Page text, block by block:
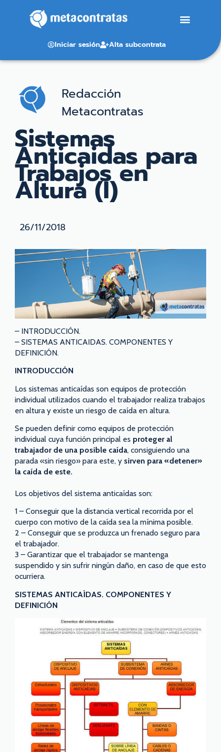
Iniciar sesión Alta subcontrata
Redacción
Metacontratas
Sistemas
Anticaidas para
Trabajos en
Altura (I)
26/11/2018
– INTRODUCCIÓN.
– SISTEMAS ANTICAIDAS. COMPONENTES Y
DEFINICIÓN.
INTRODUCCIÓN
Los sistemas anticaídas son equipos de protección
individual utilizados cuando el trabajador realiza trabajos
en altura y existe un riesgo de caída en altura.
Se pueden definir como equipos de protección
individual cuya función principal es proteger al
trabajador de una posible caída, consiguiendo una
parada «sin riesgo» para este, y sirven para «detener»
la caída de este.
Los objetivos del sistema anticaídas son:
1 – Conseguir que la distancia vertical recorrida por el
cuerpo con motivo de la caída sea la mínima posible.
2 – Conseguir que se produzca un frenado seguro para
el trabajador.
3 – Garantizar que el trabajador se mantenga
suspendido y sin sufrir ningún daño, en caso de que esto
ocurriera.
SISTEMAS ANTICAÍDAS. COMPONENTES Y
DEFINICIÓN